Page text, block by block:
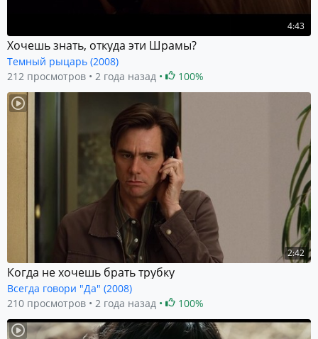
4:43
Хочешь знать, откуда эти Шрамы?
Темный рыцарь (2008)
212 просмотров
2 года назад 100%
2:42
Когда не хочешь брать трубку
Всегда говори "Да" (2008)
210 просмотров
2 года назад 100%